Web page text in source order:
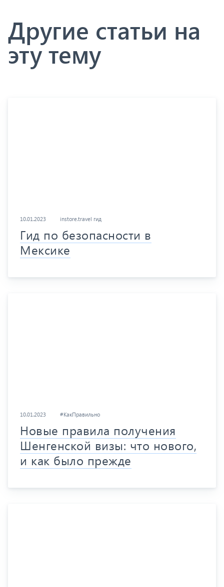
Другие статьи на
эту тему
10.01.2023 instore.travel гид
Гид по безопасности в
Мексике
10.01.2023 #КакПравильно
Новые правила получения
Шенгенской визы: что нового,
и как было прежде